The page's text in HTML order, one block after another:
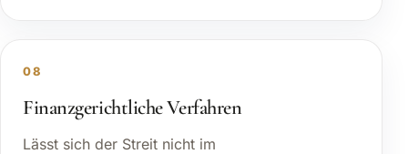
08
Finanzgerichtliche Verfahren
Lässt sich der Streit nicht im